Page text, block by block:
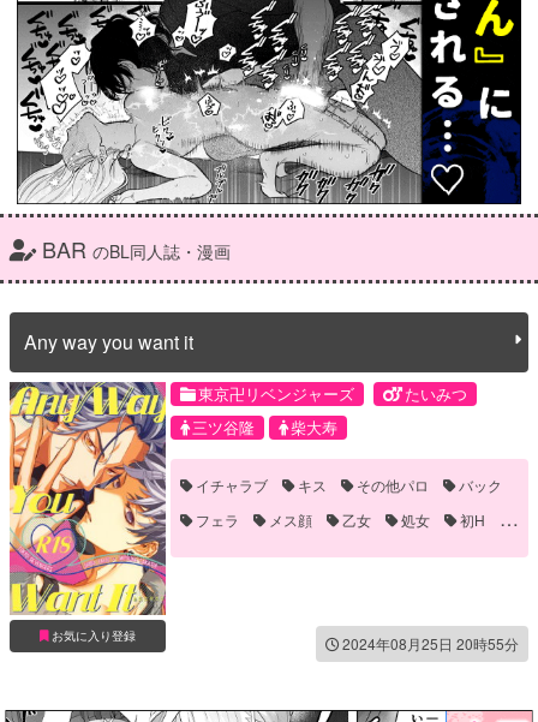
BAR のBL同人誌・漫画
Any way you want it
お気に入り登録
東京卍リベンジャーズ
たいみつ
三ツ谷隆
柴大寿
イチャラブ キス その他パロ
バック
フェラ
メス顔 乙女 処女
初H
同棲
恋人 手コキ 手マン
2024年08月25日 20時55分